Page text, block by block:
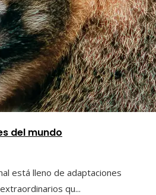
del mundo
está lleno de adaptaciones
qu...